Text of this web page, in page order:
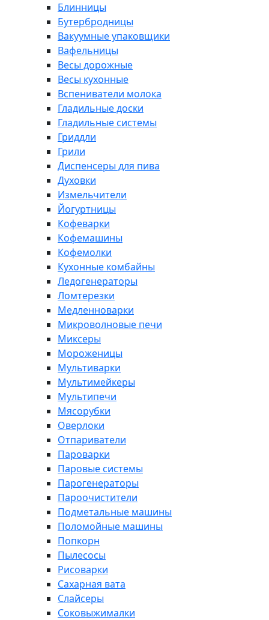
Блинницы
Бутербродницы
Вакуумные упаковщики
Вафельницы
Весы дорожные
Весы кухонные
Вспениватели молока
Гладильные доски
Гладильные системы
Гриддли
Грили
Диспенсеры для пива
Духовки
Измельчители
Йогуртницы
Кофеварки
Кофемашины
Кофемолки
Кухонные комбайны
Ледогенераторы
Ломтерезки
Медленноварки
Микроволновые печи
Миксеры
Мороженицы
Мультиварки
Мультимейкеры
Мультипечи
Мясорубки
Оверлоки
Отпариватели
Пароварки
Паровые системы
Парогенераторы
Пароочистители
Подметальные машины
Поломойные машины
Попкорн
Пылесосы
Рисоварки
Сахарная вата
Слайсеры
Соковыжималки